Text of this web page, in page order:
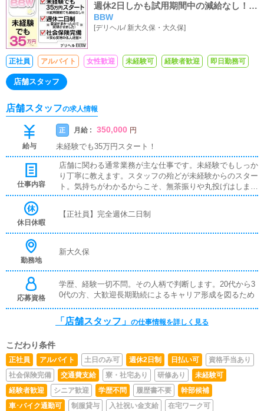
週休2日しかも試用期間中の減給なし！新
宿で本気で稼ぎたいならBBW！
BBW
[デリヘル/ 新大久保・大久保]
正社員 アルバイト 女性歓迎 未経験可 経験者歓迎 即日勤務可
店舗スタッフ
店舗スタッフの求人情報
給与
正 月給 : 350,000 円
未経験でも35万円スタート！
仕事内容
店舗に関わる通常業務が主な仕事です。未経験でもしっか
り丁寧に教えます。スタッフの殆どが未経験からのスター
ト。気持ちがわかるからこそ、無茶振りや丸投げはしませ
ん。店舗運営、人材・店舗の育成、女子面接、マネジメン
ります。※店長経験者優遇・主任スタート可■店長/幹部候
っていただきます。業務に慣れてきたら、『キャストの管
早い方だと１年ぐらいで、店長として新しい店舗の運営を
お任せします。■対面接客・受付業務お客様からのお問合
せや来店されたお客様の案内を行っていただきます。予約
を見ながら徐々に覚えていただきますので、未経験の方で
様の増加】【お客様のリピート率の向上】【キャストの方
の入店数の増加】など、売上UPに繋がる施策の提案を行
っていただきます。■キャスト管理お店で働いていただい
ているキャストの方が稼げるようにインターネットを使っ
たPR（写メ日記）などの使い方などのアドバイスを行っ
ていただきます。■PC更新業務ヘブンネットなど、ポータ
休日休暇
【正社員】完全週休二日制
勤務地
新大久保
応募資格
学歴、経験一切不問。その人柄で判断します。20代から3
0代の方、大歓迎長期勤続によるキャリア形成を図るため
「店舗スタッフ」 の仕事情報を詳しく見る
こだわり条件
正社員 アルバイト 土日のみ可 週休2日制 日払い可
資格手当あり
社会保険完備
交通費支給 寮・社宅あり 研修あり
未経験可
経験者歓迎
シニア歓迎 学歴不問 履歴書不要
幹部候補
車･バイク通勤可
制服貸与 入社祝い金支給 在宅ワーク可